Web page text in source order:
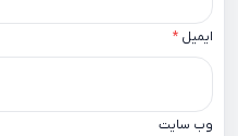
ایمیل *
وب‌ سایت